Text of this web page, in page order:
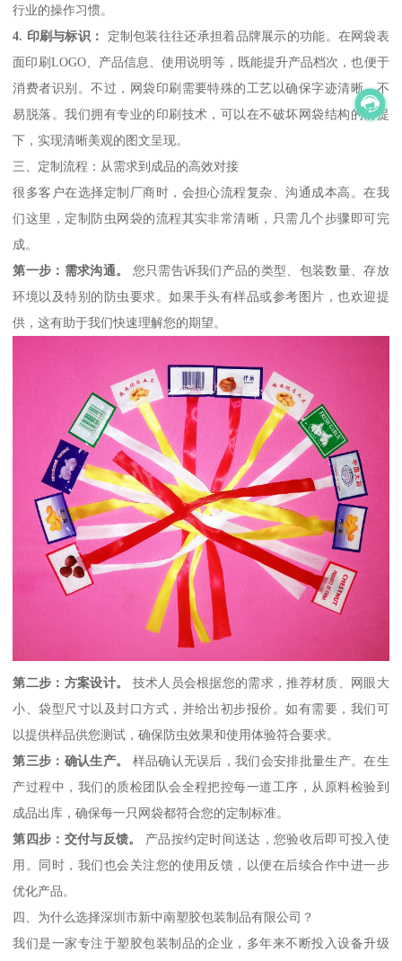
行业的操作习惯。
4. 印刷与标识：
定制包装往往还承担着品牌展示的功能。在网袋表
面印刷LOGO、产品信息、使用说明等，既能提升产品档次，也便于
消费者识别。不过，网袋印刷需要特殊的工艺以确保字迹清晰、不
易脱落。我们拥有专业的印刷技术，可以在不破坏网袋结构的前提
下，实现清晰美观的图文呈现。
三、定制流程：从需求到成品的高效对接
很多客户在选择定制厂商时，会担心流程复杂、沟通成本高。在我
们这里，定制防虫网袋的流程其实非常清晰，只需几个步骤即可完
成。
第一步：需求沟通。
您只需告诉我们产品的类型、包装数量、存放
环境以及特别的防虫要求。如果手头有样品或参考图片，也欢迎提
供，这有助于我们快速理解您的期望。
第二步：方案设计。
技术人员会根据您的需求，推荐材质、网眼大
小、袋型尺寸以及封口方式，并给出初步报价。如有需要，我们可
以提供样品供您测试，确保防虫效果和使用体验符合要求。
第三步：确认生产。
样品确认无误后，我们会安排批量生产。在生
产过程中，我们的质检团队会全程把控每一道工序，从原料检验到
成品出库，确保每一只网袋都符合您的定制标准。
第四步：交付与反馈。
产品按约定时间送达，您验收后即可投入使
用。同时，我们也会关注您的使用反馈，以便在后续合作中进一步
优化产品。
四、为什么选择深圳市新中南塑胶包装制品有限公司？
我们是一家专注于塑胶包装制品的企业，多年来不断投入设备升级